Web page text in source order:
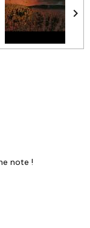
note !